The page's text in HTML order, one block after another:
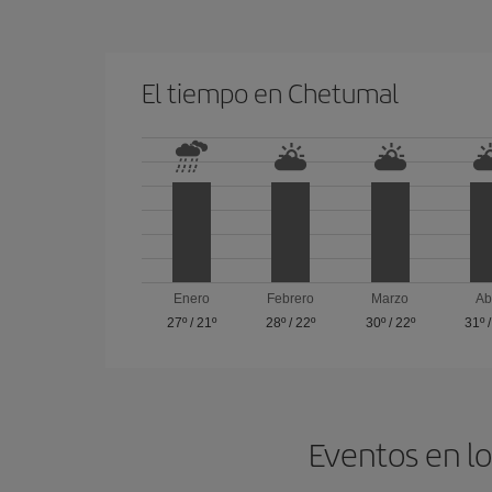
El tiempo en Chetumal
Enero
27º/ 21º
Febrero
28º / 22º
Marzo
30º/ 22º
31º
Eventos en